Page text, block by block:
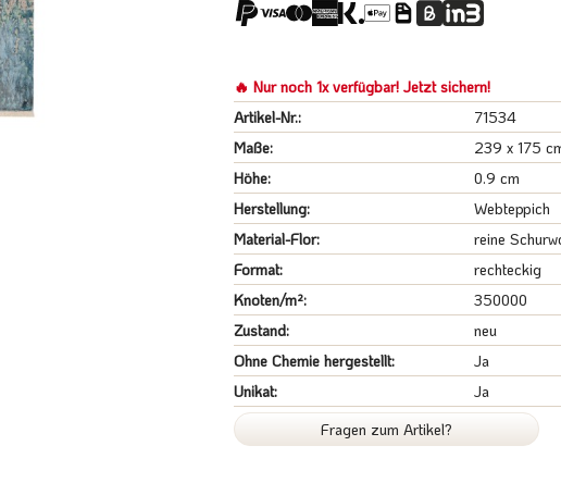
🔥 Nur noch 1x verfügbar! Jetzt sichern!
Artikel-Nr.:
71534
Maße:
239 x 175
Höhe:
0.9 cm
Herstellung:
Webteppich
Material-Flor:
reine
Format:
rechteckig
Knoten/m²:
350000
Zustand:
neu
Ohne Chemie hergestellt:
Ja
Unikat:
Ja
Fragen zum Artikel?